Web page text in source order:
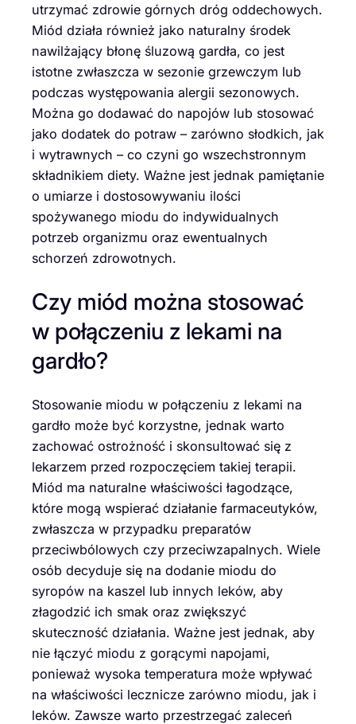
utrzymać zdrowie górnych dróg oddechowych.
Miód działa również jako naturalny środek
nawilżający błonę śluzową gardła, co jest
istotne zwłaszcza w sezonie grzewczym lub
podczas występowania alergii sezonowych.
Można go dodawać do napojów lub stosować
jako dodatek do potraw – zarówno słodkich, jak
i wytrawnych – co czyni go wszechstronnym
składnikiem diety. Ważne jest jednak pamiętanie
o umiarze i dostosowywaniu ilości
spożywanego miodu do indywidualnych
potrzeb organizmu oraz ewentualnych
schorzeń zdrowotnych.
Czy miód można stosować
w połączeniu z lekami na
gardło?
Stosowanie miodu w połączeniu z lekami na
gardło może być korzystne, jednak warto
zachować ostrożność i skonsultować się z
lekarzem przed rozpoczęciem takiej terapii.
Miód ma naturalne właściwości łagodzące,
które mogą wspierać działanie farmaceutyków,
zwłaszcza w przypadku preparatów
przeciwbólowych czy przeciwzapalnych. Wiele
osób decyduje się na dodanie miodu do
syropów na kaszel lub innych leków, aby
złagodzić ich smak oraz zwiększyć
skuteczność działania. Ważne jest jednak, aby
nie łączyć miodu z gorącymi napojami,
ponieważ wysoka temperatura może wpływać
na właściwości lecznicze zarówno miodu, jak i
leków. Zawsze warto przestrzegać zaleceń